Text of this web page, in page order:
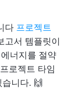
다 프로젝트
고서 템플릿이
너지를 절약
로젝트 타임
니다. 🙌